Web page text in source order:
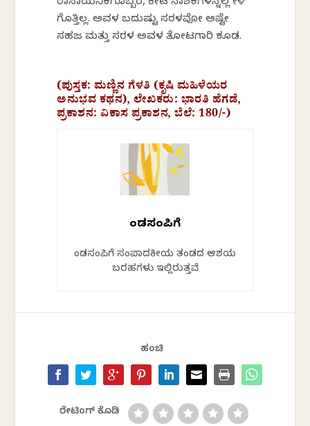
ರಾಸಾಯನಿಕಗೊಬ್ಬರ, ಕೀಟ ನಾಶಕಗಳನ್ನೆಲ್ಲ ಕೇಳಿ
ಗೊತ್ತಿಲ್ಲ. ಅವಳ ಬದುಕೆಷ್ಟು ಸರಳವೋ ಅಷ್ಟೇ
ಸಹಜ ಮತ್ತು ಸರಳ ಅವಳ ತೋಟಗಾರಿಕೆ ಕೂಡ.
(ಪುಸ್ತಕ: ಮಣ್ಣಿನ ಗೆಳತಿ (ಕೃಷಿ ಮಹಿಳೆಯರ
ಅನುಭವ ಕಥನ), ಲೇಖಕರು: ಭಾರತಿ ಹೆಗಡೆ,
ಪ್ರಕಾಶನ: ವಿಕಾಸ ಪ್ರಕಾಶನ, ಬೆಲೆ: 180/-)
ಕೆಂಡಸಂಪಿಗೆ
ಕೆಂಡಸಂಪಿಗೆ ಸಂಪಾದಕೀಯ ತಂಡದ ಆಶಯ
ಬರಹಗಳು ಇಲ್ಲಿರುತ್ತವೆ
ಹಂಚಿ
ರೇಟಿಂಗ್ ಕೊಡಿ